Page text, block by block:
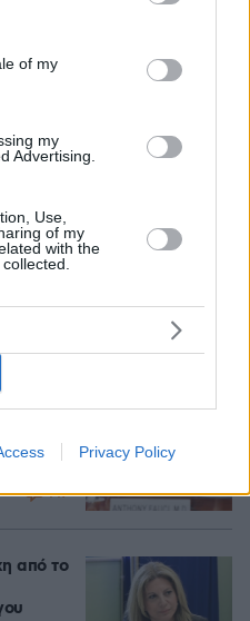
and its third-party tags to
purposes in below Google
of my
my
Advertising.
Use,
of my
with the
Privacy Policy
τη
ο
ο
147
από το